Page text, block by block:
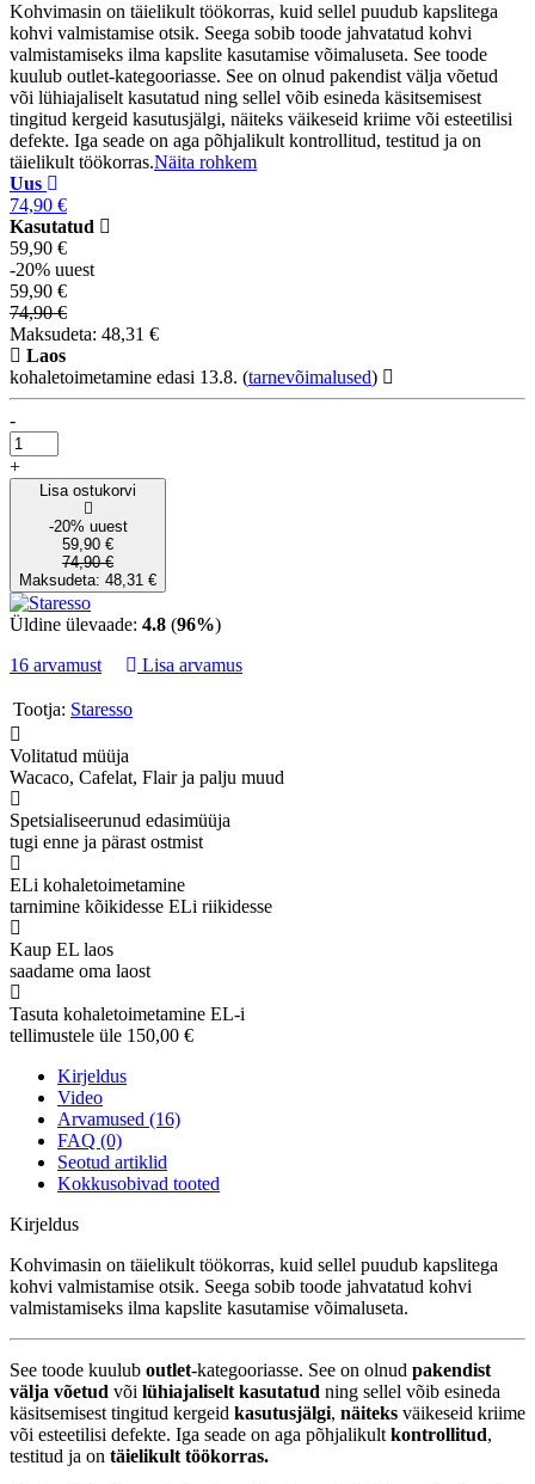
Kohvimasin on täielikult töökorras, kuid sellel puudub kapslitega
kohvi valmistamise otsik. Seega sobib toode jahvatatud kohvi
valmistamiseks ilma kapslite kasutamise võimaluseta. See toode
kuulub outlet-kategooriasse. See on olnud pakendist välja võetud
või lühiajaliselt kasutatud ning sellel võib esineda käsitsemisest
tingitud kergeid kasutusjälgi, näiteks väikeseid kriime või esteetilisi
defekte. Iga seade on aga põhjalikult kontrollitud, testitud ja on
täielikult töökorras.Näita rohkem
Uus
74,90 €
Kasutatud
59,90 €
-20% uuest
59,90 €
74,90 €
Maksudeta: 48,31 €
Laos
kohaletoimetamine edasi 13.8. (tarnevõimalused)
-
+
Lisa ostukorvi
-20% uuest
59,90 €
74,90 €
Maksudeta: 48,31 €
Üldine ülevaade: 4.8 (96%)
16 arvamust
Lisa arvamus
Tootja: Staresso
Volitatud müüja
Wacaco, Cafelat, Flair ja palju muud
Spetsialiseerunud edasimüüja
tugi enne ja pärast ostmist
ELi kohaletoimetamine
tarnimine kõikidesse ELi riikidesse
Kaup EL laos
saadame oma laost
Tasuta kohaletoimetamine EL-i
tellimustele üle 150,00 €
Kirjeldus
Video
Arvamused (16)
FAQ (0)
Seotud artiklid
Kokkusobivad tooted
Kirjeldus
Kohvimasin on täielikult töökorras, kuid sellel puudub kapslitega
kohvi valmistamise otsik. Seega sobib toode jahvatatud kohvi
valmistamiseks ilma kapslite kasutamise võimaluseta.
See toode kuulub outlet-kategooriasse. See on olnud pakendist
välja võetud või lühiajaliselt kasutatud ning sellel võib esineda
käsitsemisest tingitud kergeid kasutusjälgi, näiteks väikeseid kriime
või esteetilisi defekte. Iga seade on aga põhjalikult kontrollitud,
testitud ja on täielikult töökorras.